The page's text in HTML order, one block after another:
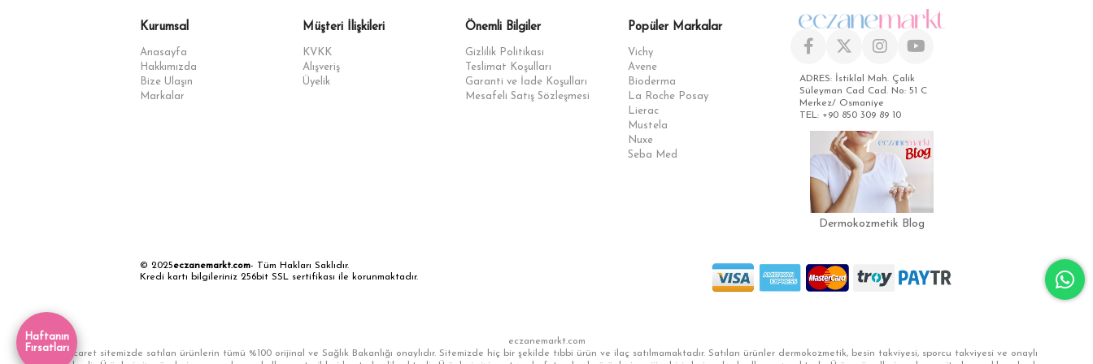
Kurumsal
Anasayfa
Hakkımızda
Bize Ulaşın
Markalar
Müşteri İlişkileri
KVKK
Alışveriş
Üyelik
Önemli Bilgiler
Gizlilik Politikası
Teslimat Koşulları
Garanti ve İade Koşulları
Mesafeli Satış Sözleşmesi
Popüler Markalar
Vichy
Avene
Bioderma
La Roche Posay
Lierac
Mustela
Nuxe
Seba Med
ADRES: İstiklal Mah. Çalik
Süleyman Cad Cad. No: 51 C
Merkez/ Osmaniye
TEL: +90 850 309 89 10
Dermokozmetik Blog
© 2025eczanemarkt.com- Tüm Hakları Saklıdır.
Kredi kartı bilgileriniz 256bit SSL sertifikası ile korunmaktadır.
eczanemarkt.com
E-Ticaret sitemizde satılan ürünlerin tümü %100 orijinal ve Sağlık Bakanlığı onaylıdır. Sitemizde hiç bir şekilde tıbbi ürün ve ilaç satılmamaktadır. Satılan ürünler dermokozmetik, besin takviyesi, sporcu takviyesi ve onaylı
Haftanın
Fırsatları